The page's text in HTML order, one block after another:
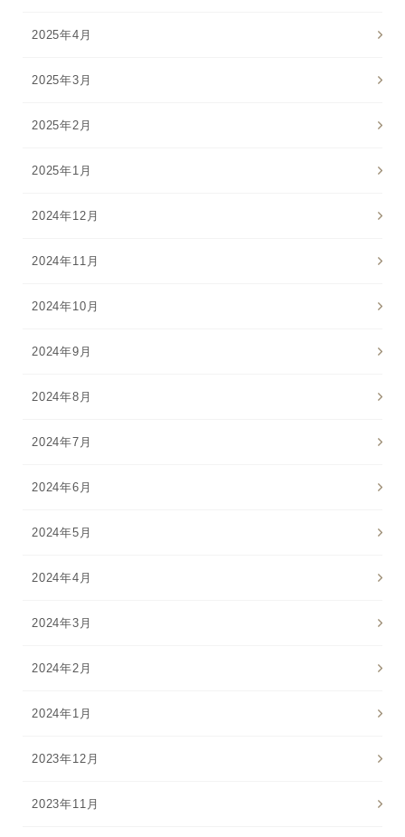
2025年4月
2025年3月
2025年2月
2025年1月
2024年12月
2024年11月
2024年10月
2024年9月
2024年8月
2024年7月
2024年6月
2024年5月
2024年4月
2024年3月
2024年2月
2024年1月
2023年12月
2023年11月